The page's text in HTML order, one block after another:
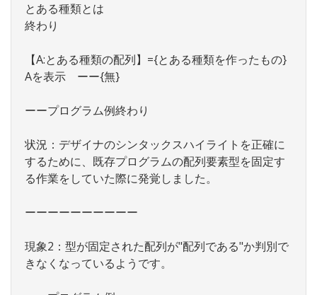
とある種類とは
終わり
【A:とある種類の配列】={とある種類を作ったもの}
Aを表示 ーー{無}
ーープログラム例終わり
状況：デザイナのシンタックスハイライトを正確に
するために、既存プログラムの配列要素型を固定す
る作業をしていた際に発覚しました。
ーーーーーーーーーー
現象2：型が固定された配列が"配列である"か判別で
きなくなっているようです。